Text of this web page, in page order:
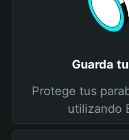
Guarda
Protege tus
utilizando